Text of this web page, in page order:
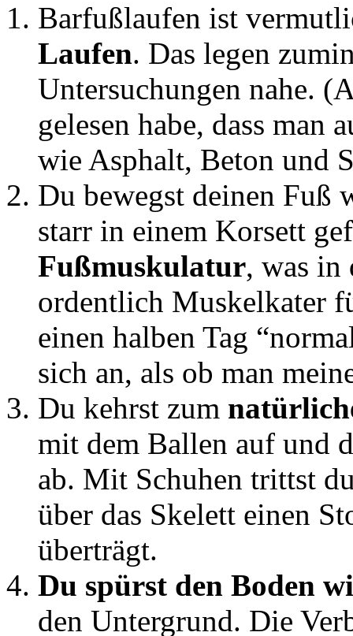
Barfußlaufen ist
Laufen. Das legen
Untersuchungen nahe.
gelesen habe, dass man
wie Asphalt, Beton und
Du bewegst deinen
starr in einem Korsett
Fußmuskulatur, was in
ordentlich Muskelkater
einen halben Tag
sich an, als ob man
Du kehrst zum
mit dem Ballen auf und
ab. Mit Schuhen trittst
über das Skelett einen
überträgt.
Du spürst den Boden
den Untergrund. Die